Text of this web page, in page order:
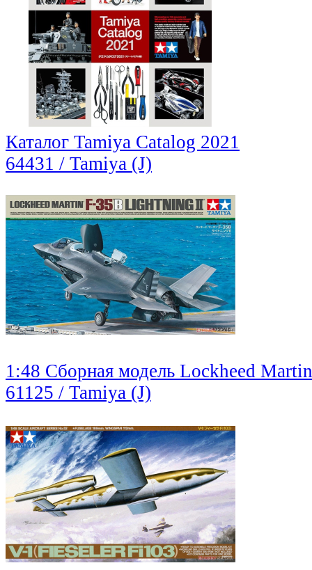
Каталог Tamiya Catalog 2021
64431 / Tamiya (J)
1:48 Сборная модель Lockheed
61125 / Tamiya (J)